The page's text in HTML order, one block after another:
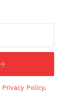
Privacy Policy.